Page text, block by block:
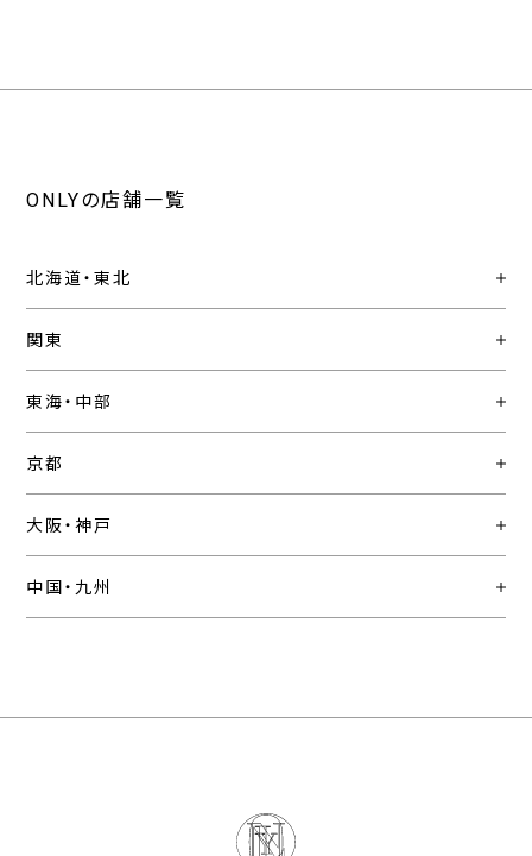
ONLYの店舗一覧
北海道・東北
関東
東海・中部
京都
大阪・神戸
中国・九州